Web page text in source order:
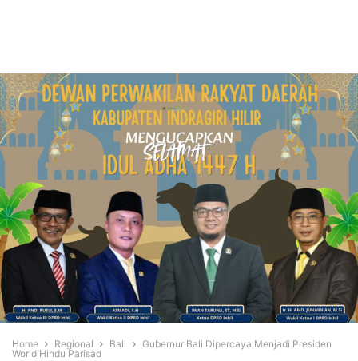
Home Regional Bali
Gubernur Bali Dipercaya Menjadi Presiden
World Hindu Parisad